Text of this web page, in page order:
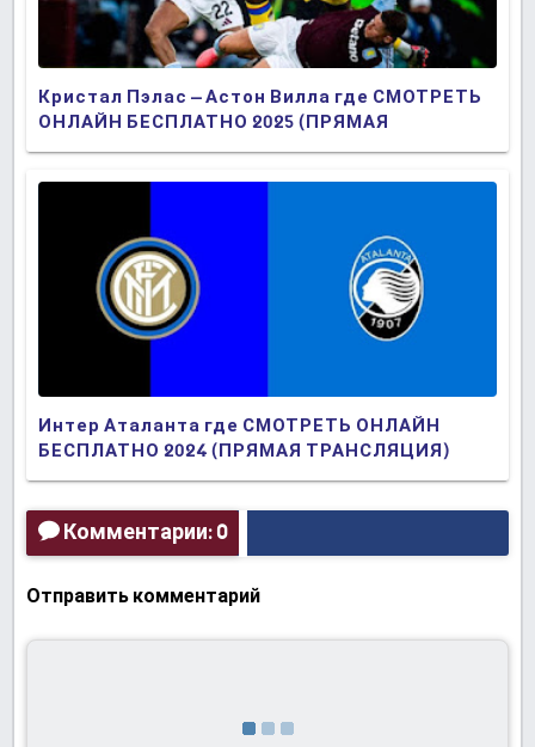
Кристал Пэлас – Астон Вилла где СМОТРЕТЬ
ОНЛАЙН БЕСПЛАТНО 2025 (ПРЯМАЯ
ТРАНСЛЯЦИЯ)
Интер Аталанта где СМОТРЕТЬ ОНЛАЙН
БЕСПЛАТНО 2024 (ПРЯМАЯ ТРАНСЛЯЦИЯ)
Комментарии: 0
Отправить комментарий